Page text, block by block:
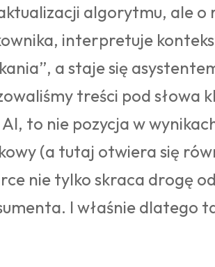
algorytmu, ale
interpretuje
a staje się
treści pod słowa
to nie pozycja w
(a tutaj otwiera się
nie tylko skraca drogę
I właśnie